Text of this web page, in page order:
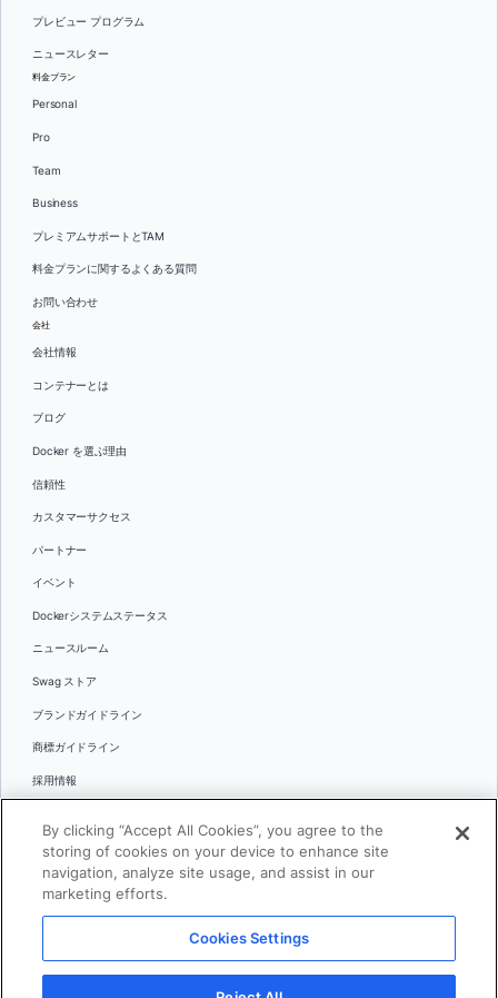
プレビュー プログラム
ニュースレター
料金プラン
Personal
Pro
Team
Business
プレミアムサポートとTAM
料金プランに関するよくある質問
お問い合わせ
会社
会社情報
コンテナーとは
ブログ
Docker を選ぶ理由
信頼性
カスタマーサクセス
パートナー
イベント
Dockerシステムステータス
ニュースルーム
Swag ストア
ブランドガイドライン
商標ガイドライン
採用情報
言語
日本語
© 2026 Docker Inc.全著作権所有
By clicking “Accept All Cookies”, you agree to the
storing of cookies on your device to enhance site
navigation, analyze site usage, and assist in our
marketing efforts.
Cookies Settings